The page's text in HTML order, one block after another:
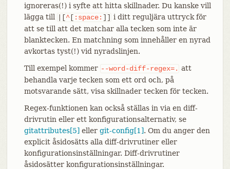
ignoreras(!) i syfte att hitta skillnader. Du kanske vill
lägga till
|[^[ :space: ]] i ditt reguljära uttryck för
att se till att det matchar alla tecken som inte är
blanktecken. En matchning som innehåller en nyrad
avkortas tyst(!) vid nyradslinjen.
Till exempel kommer --word-diff-regex=. att
behandla varje tecken som ett ord och, på
motsvarande sätt, visa skillnader tecken för tecken.
Regex-funktionen kan också ställas in via en diff-
drivrutin eller ett konfigurationsalternativ, se
gitattributes[5] eller git-config[1]. Om du anger den
explicit åsidosätts alla diff-drivrutiner eller
konfigurationsinställningar. Diff-drivrutiner
åsidosätter konfigurationsinställningar.